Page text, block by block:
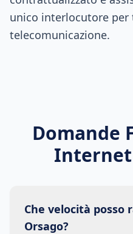
unico interlocutore per
telecomunicazione.
Domande
Che velocità posso
Orsago?